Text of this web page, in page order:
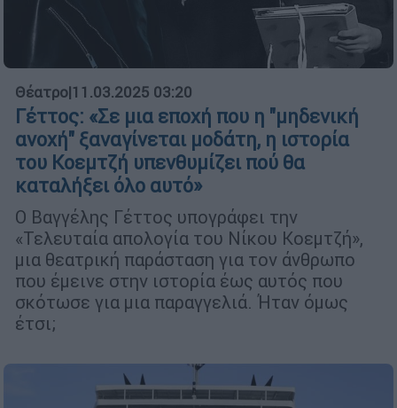
Θέατρο|11.03.2025 03:20
Γέττος: «Σε μια εποχή που η "μηδενική
ανοχή" ξαναγίνεται μοδάτη, η ιστορία
του Κοεμτζή υπενθυμίζει πού θα
καταλήξει όλο αυτό»
Ο Βαγγέλης Γέττος υπογράφει την
«Τελευταία απολογία του Νίκου Κοεμτζή»,
μια θεατρική παράσταση για τον άνθρωπο
που έμεινε στην ιστορία έως αυτός που
σκότωσε για μια παραγγελιά. Ήταν όμως
έτσι;